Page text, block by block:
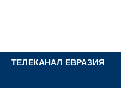
ТЕЛЕКАНАЛ ЕВРАЗИЯ